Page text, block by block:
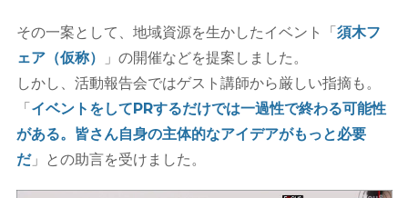
その一案として、地域資源を生かしたイベント「 須木フ
ェア（仮称）
」の開催などを提案しました。
しかし、活動報告会ではゲスト講師から厳しい指摘も。
「 イベントをしてPRするだけでは一過性で終わる可能性
がある。皆さん自身の主体的なアイデアがもっと必要
だ」との助言を受けました。